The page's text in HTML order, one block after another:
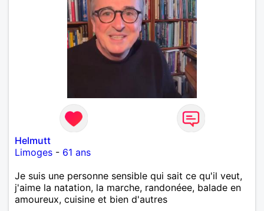
Helmutt
Limoges - 61 ans
Je suis une personne sensible qui sait ce qu'il veut,
j'aime la natation, la marche, randonéee, balade en
amoureux, cuisine et bien d'autres